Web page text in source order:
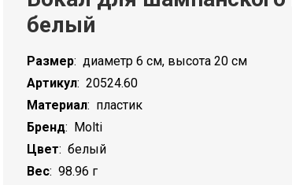
белый
Размер: диаметр 6 см, высота 20 см
Артикул: 20524.60
Материал: пластик
Бренд: Molti
Цвет: белый
Вес: 98.96 г